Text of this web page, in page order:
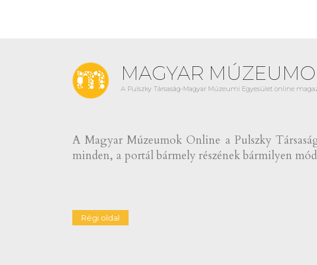
MAGYAR
A Pulszky Társaság-Magyar Múzeumi Egyesület online
A Magyar Múzeumok Online a Pulszky
minden, a portál bármely részének bármilyen